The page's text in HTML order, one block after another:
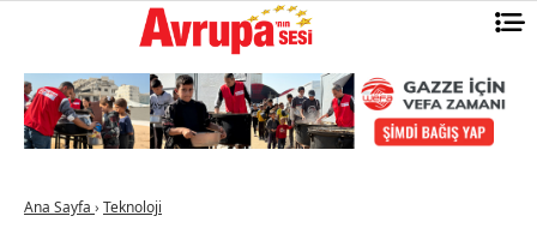
Ana Sayfa › Teknoloji